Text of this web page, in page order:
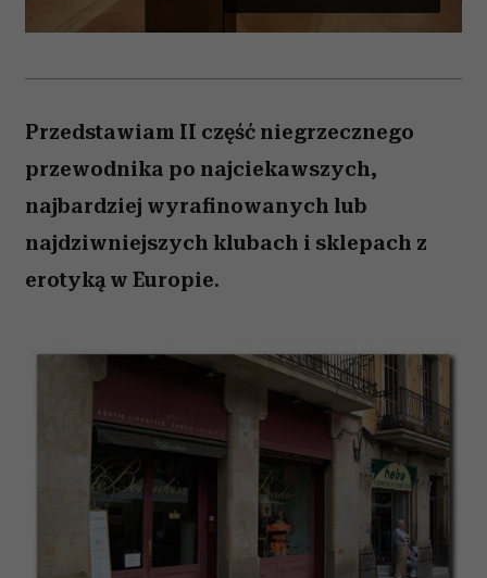
Przedstawiam II część niegrzecznego
przewodnika po najciekawszych,
najbardziej wyrafinowanych lub
najdziwniejszych klubach i sklepach z
erotyką w Europie.